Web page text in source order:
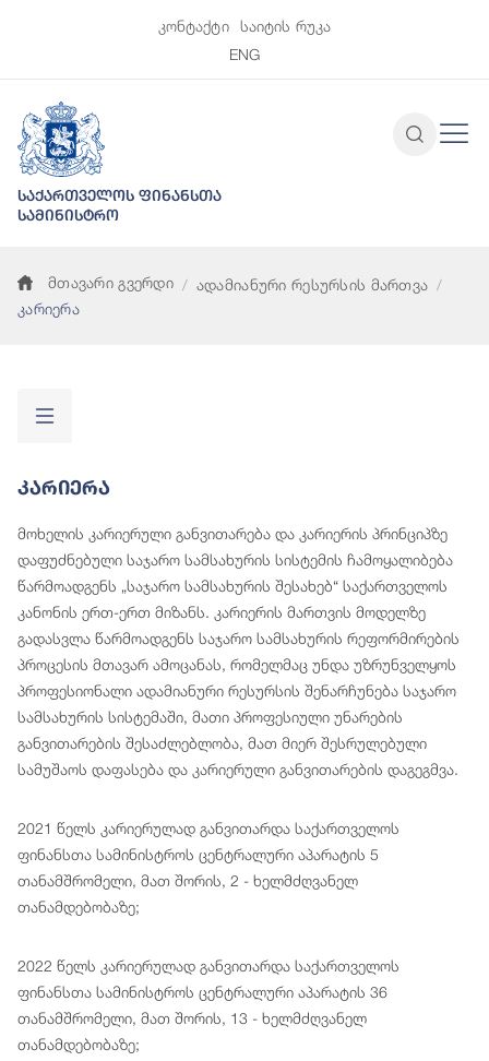
კონტაქტი
საიტის რუკა
ENG
საქართველოს ფინანსთა
სამინისტრო
მთავარი გვერდი
ადამიანური რესურსის მართვა
კარიერა
Კარიერა
მოხელის კარიერული განვითარება და კარიერის პრინციპზე
დაფუძნებული საჯარო სამსახურის სისტემის ჩამოყალიბება
წარმოადგენს „საჯარო სამსახურის შესახებ“ საქართველოს
კანონის ერთ-ერთ მიზანს. კარიერის მართვის მოდელზე
გადასვლა წარმოადგენს საჯარო სამსახურის რეფორმირების
პროცესის მთავარ ამოცანას, რომელმაც უნდა უზრუნველყოს
პროფესიონალი ადამიანური რესურსის შენარჩუნება საჯარო
სამსახურის სისტემაში, მათი პროფესიული უნარების
განვითარების შესაძლებლობა, მათ მიერ შესრულებული
სამუშაოს დაფასება და კარიერული განვითარების დაგეგმვა.
2021 წელს კარიერულად განვითარდა საქართველოს
ფინანსთა სამინისტროს ცენტრალური აპარატის 5
თანამშრომელი, მათ შორის, 2 - ხელმძღვანელ
თანამდებობაზე;
2022 წელს კარიერულად განვითარდა საქართველოს
ფინანსთა სამინისტროს ცენტრალური აპარატის 36
თანამშრომელი, მათ შორის, 13 - ხელმძღვანელ
თანამდებობაზე;